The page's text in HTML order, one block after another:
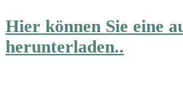
Hier können Sie eine
herunterladen..